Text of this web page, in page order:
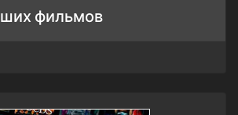
фильмов